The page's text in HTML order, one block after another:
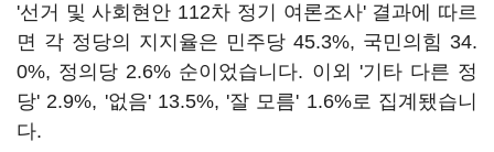
'선거 및 사회현안 112차 정기 여론조사' 결과에 따르
면 각 정당의 지지율은 민주당 45.3%, 국민의힘 34.
0%, 정의당 2.6% 순이었습니다. 이외 '기타 다른 정
당' 2.9%, '없음' 13.5%, '잘 모름' 1.6%로 집계됐습니
다.